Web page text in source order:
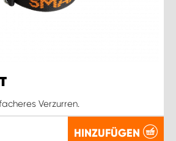
Verzurren.
HINZUFÜGEN